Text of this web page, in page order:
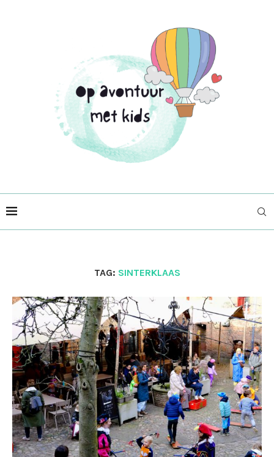
TAG: SINTERKLAAS